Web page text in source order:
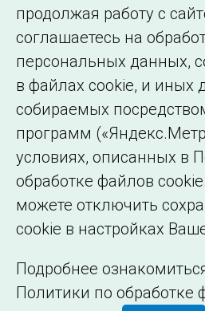
продолжая работу с
соглашаетесь на
персональных данных,
в файлах cookie, и иных
собираемых
программ
условиях, описанных в
обработке файлов
можете отключить
cookie в настройках
Подробнее
Политики по обработке